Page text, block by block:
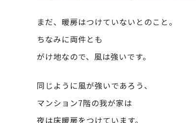
まだ、暖房はつけていないとのこと。
ちなみに両件とも
がけ地なので、風は強いです。
同じように風が強いであろう、
マンション7階の我が家は
夜は床暖房をつけています。